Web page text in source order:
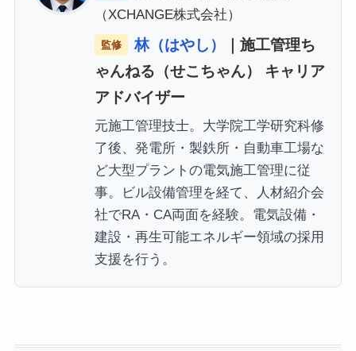
（XCHANGE株式会社）
監修 林（はやし）
｜施工管理ち
ゃんねる（せこちゃん） キャリア
アドバイザー
元施工管理技士。大学院工学研究科修
了後、発電所・製鉄所・自動車工場な
ど大型プラントの電気施工管理に従
事。ビル設備管理を経て、人材紹介会
社でRA・CA両面を経験。電気設備・
建設・再生可能エネルギー領域の採用
支援を行う。